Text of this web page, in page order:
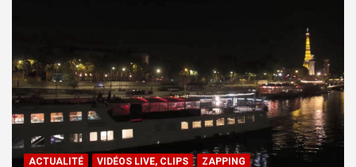
ACTUALITÉ VIDÉOS LIVE, CLIPS ZAPPING